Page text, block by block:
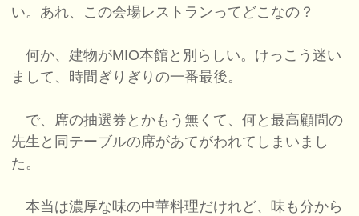
い。あれ、この会場レストランってどこなの？
何か、建物がMIO本館と別らしい。けっこう迷い
まして、時間ぎりぎりの一番最後。
で、席の抽選券とかもう無くて、何と最高顧問の
先生と同テーブルの席があてがわれてしまいまし
た。
本当は濃厚な味の中華料理だけれど、味も分から